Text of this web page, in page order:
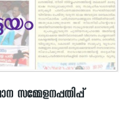
സമ്മേളനപ്പതിപ്പ്